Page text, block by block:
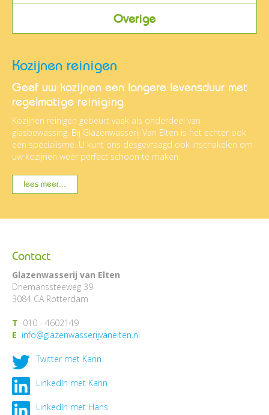
Overige
Kozijnen reinigen
Geef uw kozijnen een langere levensduur met
regelmatige reiniging
Kozijnen reinigen gebeurt vaak als onderdeel van
glasbewassing. Bij Glazenwasserij Van Elten is het echter ook
een specialisme. U kunt ons desgevraagd ook inschakelen om
uw kozijnen weer perfect schoon te maken.
lees meer...
Contact
Glazenwasserij van Elten
Driemanssteeweg 39
3084 CA Rotterdam
T 010 - 4602149
E info@glazenwasserijvanelten.nl
Twitter met Karin
LinkedIn met Karin
LinkedIn met Hans